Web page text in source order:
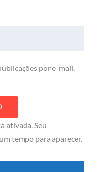
por e-mail.
ativada. Seu
tempo para aparecer.